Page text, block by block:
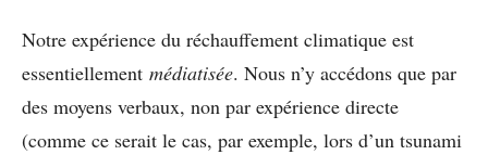
Notre expérience du réchauffement climatique est
essentiellement médiatisée. Nous n’y accédons que par
des moyens verbaux, non par expérience directe
(comme ce serait le cas, par exemple, lors d’un tsunami